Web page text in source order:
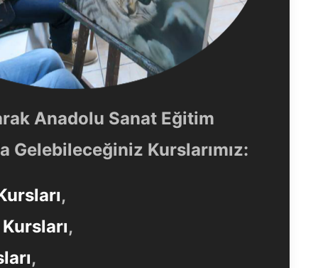
Anadolu Sanat Eğitim
Gelebileceğiniz Kurslarımız:
,
,
,